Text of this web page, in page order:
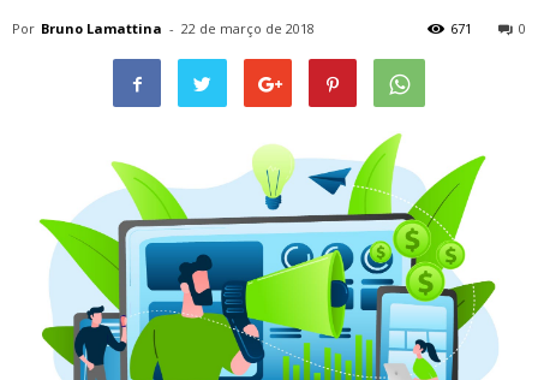
Por Bruno Lamattina - 22 de março de 2018 0
671